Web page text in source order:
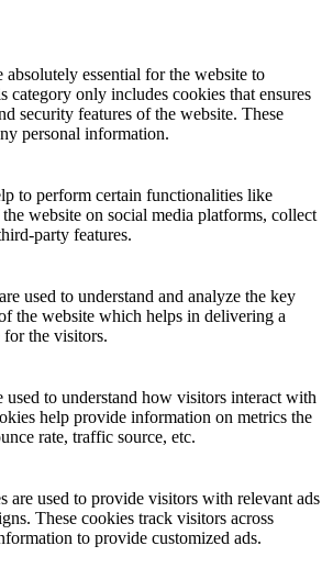
absolutely essential for the website to
category only includes cookies that ensures
security features of the website. These
personal information.
to perform certain functionalities like
website on social media platforms, collect
party features.
used to understand and analyze the key
the website which helps in delivering a
for the visitors.
used to understand how visitors interact with
help provide information on metrics the
rate, traffic source, etc.
are used to provide visitors with relevant ads
These cookies track visitors across
to provide customized ads.